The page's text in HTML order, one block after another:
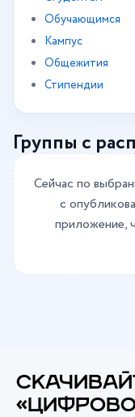
Обучающимся
Кампус
Общежития
Стипендии
Группы с
Сейчас по
с
приложение,